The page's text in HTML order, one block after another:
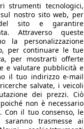
strumenti tecnologici,
nostro sito web, per
sito e garantire
Attraverso queste
la personalizzazione
per continuare le tue
per mostrarti offerte
e valutare pubblicità e
il tuo indirizzo e-mail
salvate, i veicoli
dei prezzi. Ciò
non è necessario
Con il tuo consenso, le
saranno trasmesse ai